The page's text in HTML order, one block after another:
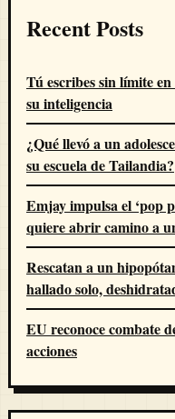
Recent Posts
Tú escribes sin límite
su inteligencia
¿Qué llevó a un
su escuela de Tailandia?
Emjay impulsa el ‘pop
quiere abrir camino a
Rescatan a un
hallado solo,
EU reconoce combate
acciones